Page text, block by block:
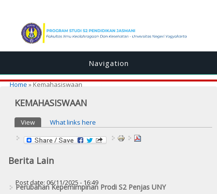
Navigation
You are here
Home » Kemahasiswaan
KEMAHASISWAAN
Primary tabs
View (active tab)
What links here
Berita Lain
Post date: 06/11/2025 - 16:49
Perubahan Kepemimpinan Prodi S2 Penjas UNY